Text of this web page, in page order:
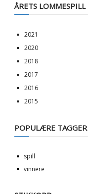
ÅRETS LOMMESPILL
2021
2020
2018
2017
2016
2015
POPULÆRE TAGGER
spill
vinnere